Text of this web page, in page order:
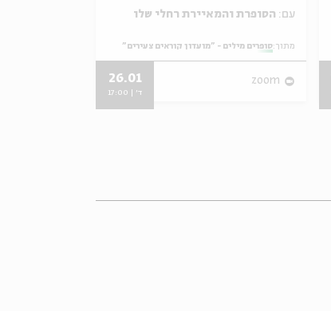
עם:
מתוך:סופרים מילים - "מועדון קוראים צעירים"
zoom
26.01
ד' | 17:00